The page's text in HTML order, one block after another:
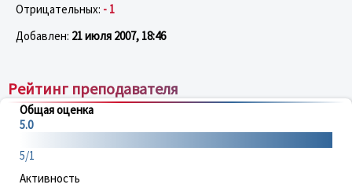
Отрицательных: - 1
Добавлен: 21 июля 2007, 18:46
Рейтинг преподавателя
Общая оценка
5.0
5/1
Активность